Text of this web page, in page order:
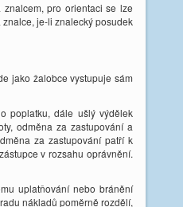
pro orientaci se lze
je-li znalecký posudek
jako žalobce vystupuje sám
poplatku, dále ušlý výdělek
odměna za zastupování a
za zastupování patří k
v rozsahu oprávnění.
uplatňování nebo bránění
nákladů poměrně rozdělí,